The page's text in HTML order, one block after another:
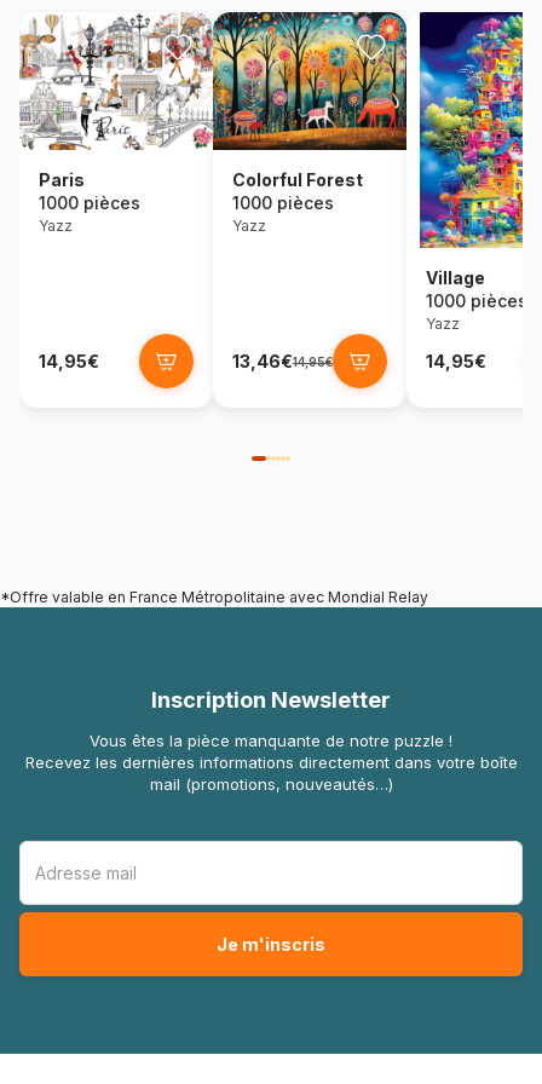
Paris
1000 pièces
Yazz
14,95€
Colorful Forest
1000 pièces
Yazz
13,46€14,95€
Village
1000 pièces
Yazz
14,95€
*Offre valable en France Métropolitaine avec Mondial Relay
Inscription Newsletter
Vous êtes la pièce manquante de notre puzzle !
Recevez les dernières informations directement dans votre boîte
mail (promotions, nouveautés…)